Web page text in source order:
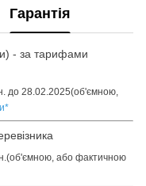
Гарантія
- за тарифами
до 28.02.2025(об'ємною,
*
або фактичною